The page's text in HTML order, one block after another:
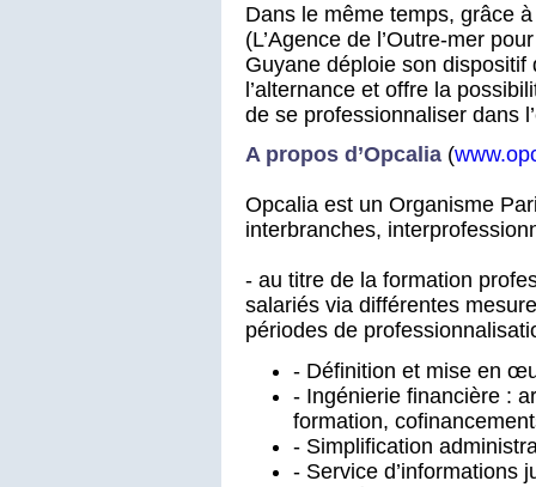
Dans le même temps, grâce
(L’Agence de l’Outre-mer
Guyane déploie son dispositif
l’alternance et offre la
de se professionnaliser dans
A propos d’Opcalia (
Opcalia est un Organisme
interbranches,
- au titre de la formation
salariés via différentes
périodes de
- Définition et mise en
- Ingénierie financière :
formation,
- Simplification
- Service d’informations